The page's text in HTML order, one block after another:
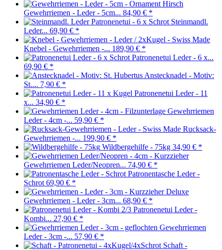
Gewehrriemen - Leder - 5cm... 84,90 € *
Steinmandl.
Leder... 69,90 € *
Knebel - Gewehrriemen -... 189,90 € *
Patronenetui Leder - 6 x...
69,90 € *
Anstecknadel - Motiv:
St.... 7,90 € *
Patronenetui Leder - 11
x... 34,90 € *
Gewehrriemen
Leder - 4cm -... 59,90 € *
Rucksack-
Gewehrriemen -... 199,90 € *
Wildbergehilfe - 75kg 34,90 € *
Gewehrriemen Leder/Neopren... 74,90 € *
Patronentasche Leder -
Schrot69,90 € *
Gewehrriemen - Leder - 3cm... 68,90 € *
Patronenetui Leder -
Kombi... 27,90 € *
Gewehrriemen
Leder - 3cm -... 57,90 € *
Schaft -